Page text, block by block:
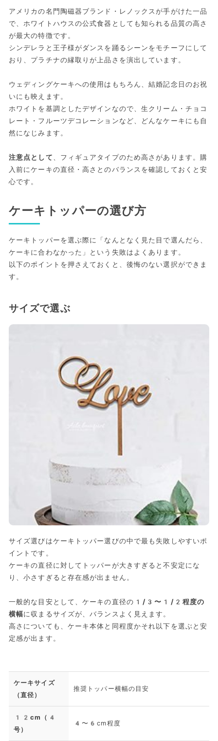
アメリカの名門陶磁器ブランド・レノックスが手がけた一品
で、ホワイトハウスの公式食器としても知られる品質の高さ
が最大の特徴です。
シンデレラと王子様がダンスを踊るシーンをモチーフにして
おり、プラチナの縁取りが上品さを演出しています。
ウェディングケーキへの使用はもちろん、結婚記念日のお祝
いにも映えます。
ホワイトを基調としたデザインなので、生クリーム・チョコ
レート・フルーツデコレーションなど、どんなケーキにも自
然になじみます。
注意点として、フィギュアタイプのため高さがあります。購
入前にケーキの直径・高さとのバランスを確認しておくと安
心です。
ケーキトッパーの選び方
ケーキトッパーを選ぶ際に「なんとなく見た目で選んだら、
ケーキに合わなかった」という失敗はよくあります。
以下のポイントを押さえておくと、後悔のない選択ができま
す。
サイズで選ぶ
サイズ選びはケーキトッパー選びの中で最も失敗しやすいポ
イントです。
ケーキの直径に対してトッパーが大きすぎると不安定にな
り、小さすぎると存在感が出ません。
一般的な目安として、ケーキの直径の 1/3〜1/2程度の
横幅に収まるサイズが、バランスよく見えます。
高さについても、ケーキ本体と同程度かそれ以下を選ぶと安
定感が出ます。
ケーキサイズ
（直径）
推奨トッパー横幅の目安
12cm（4
号）
4〜6cm程度